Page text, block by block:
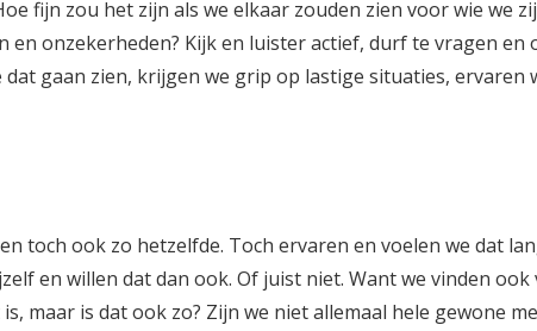
fijn zou het zijn als we elkaar zouden zien voor wie we
onzekerheden? Kijk en luister actief, durf te vragen en
gaan zien, krijgen we grip op lastige situaties, ervaren
toch ook zo hetzelfde. Toch ervaren en voelen we dat
en willen dat dan ook. Of juist niet. Want we vinden ook
maar is dat ook zo? Zijn we niet allemaal hele gewone